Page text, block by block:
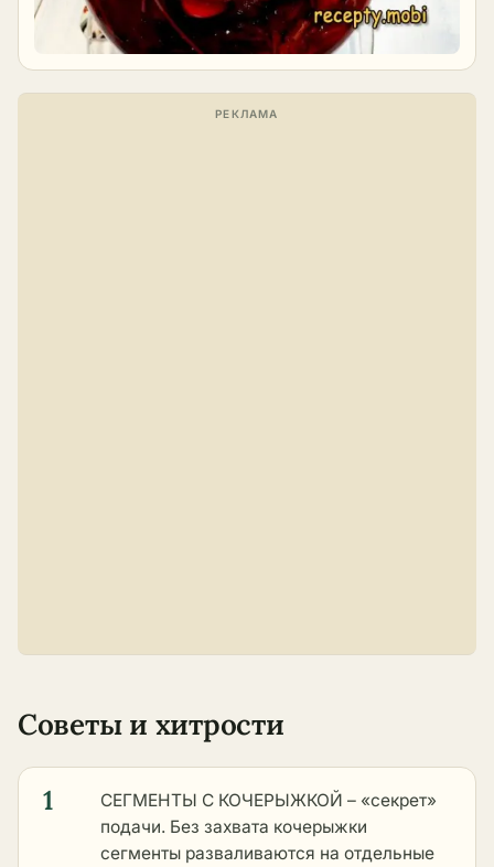
Советы и хитрости
1
СЕГМЕНТЫ С КОЧЕРЫЖКОЙ – «секрет»
подачи. Без захвата кочерыжки
сегменты разваливаются на отдельные